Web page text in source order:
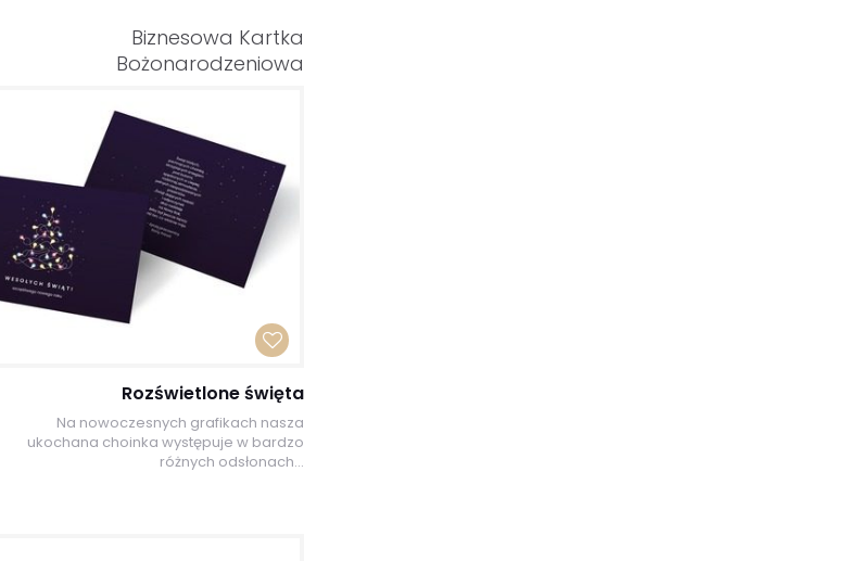
Biznesowa Kartka
Bożonarodzeniowa
Rozświetlone święta
Na nowoczesnych grafikach nasza
ukochana choinka występuje w bardzo
różnych odsłonach...